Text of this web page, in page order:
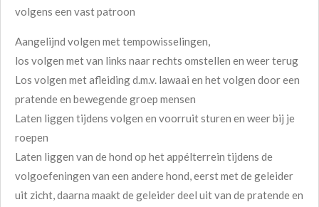
volgens een vast patroon
Aangelijnd volgen met tempowisselingen,
los volgen met van links naar rechts omstellen en weer terug
Los volgen met afleiding d.m.v. lawaai en het volgen door een
pratende en bewegende groep mensen
Laten liggen tijdens volgen en voorruit sturen en weer bij je
roepen
Laten liggen van de hond op het appélterrein tijdens de
volgoefeningen van een andere hond, eerst met de geleider
uit zicht, daarna maakt de geleider deel uit van de pratende en